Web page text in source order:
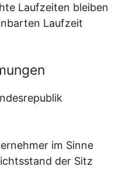
Laufzeiten bleiben
Laufzeit
im Sinne
der Sitz